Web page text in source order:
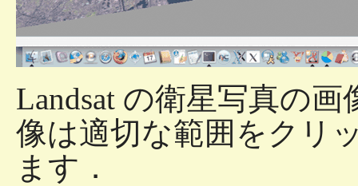
Landsat の衛星写真の
像は適切な範囲をクリ
ます．